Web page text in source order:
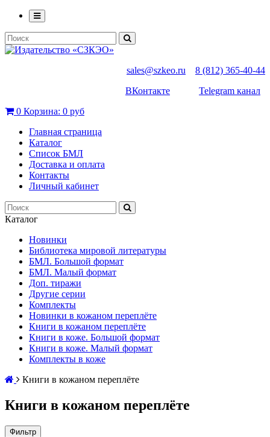
sales@szkeo.ru
8 (812) 365-40-44
ВКонтакте
Telegram канал
0 Корзина: 0 руб
Главная страница
Каталог
Список БМЛ
Доставка и оплата
Контакты
Личный кабинет
Каталог
Новинки
Библиотека мировой литературы
БМЛ. Большой формат
БМЛ. Малый формат
Доп. тиражи
Другие серии
Комплекты
Новинки в кожаном переплёте
Книги в кожаном переплёте
Книги в коже. Большой формат
Книги в коже. Малый формат
Комплекты в коже
Книги в кожаном переплёте
Книги в кожаном переплёте
Фильтр